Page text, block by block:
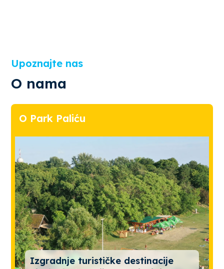
Upoznajte nas
O nama
O Park Paliću
Izgradnje turističke destinacije